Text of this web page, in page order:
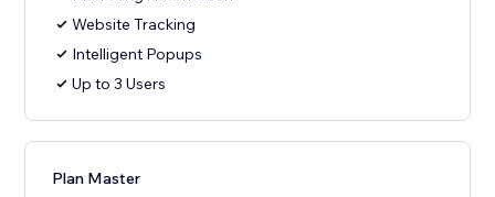
Website Tracking
Intelligent Popups
Up to 3 Users
Plan Master